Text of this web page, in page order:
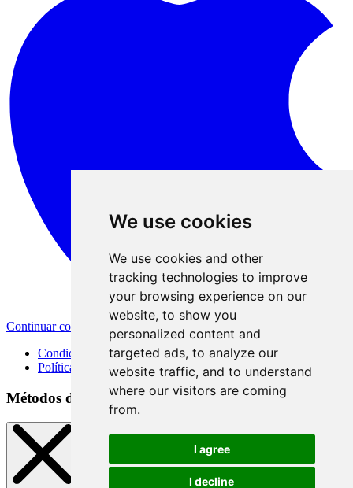
We use cookies
We use cookies and other
tracking technologies to improve
your browsing experience on our
website, to show you
personalized content and
targeted ads, to analyze our
website traffic, and to understand
where our visitors are coming
from.
I agree
I decline
Continuar con Apple
Condiciones de uso
Política de privacidad
Métodos de registro